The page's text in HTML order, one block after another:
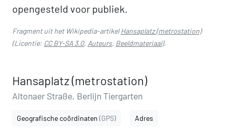
opengesteld voor publiek.
Fragment uit het Wikipedia-artikelHansaplatz (metrostation)
(Licentie: CC BY-SA 3.0, Auteurs, Beeldmateriaal).
Hansaplatz (metrostation)
Altonaer Straße, Berlijn Tiergarten
Geografische coördinaten (GPS) Adres